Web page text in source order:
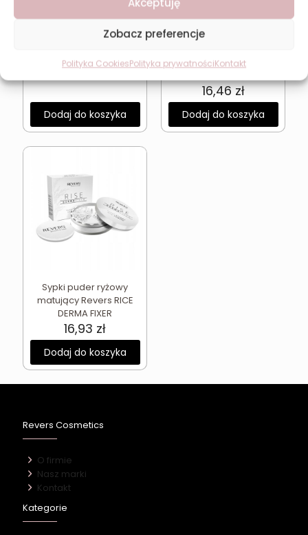
Zobacz preferencje
Polityka CookiesPolityka prywatnościKontakt
Puder ryżowy matujący
12,85zł
Dodaj do koszyka
Sypki puder
Revers BAMBO DERMA
16,46zł
Dodaj do koszyka
Sypki puder ryżowy
matujący Revers RICE
DERMA FIXER
16,93 zł
Dodaj do koszyka
Revers Cosmetics
O firmie
Nasz marki
Kontakt
Kategorie